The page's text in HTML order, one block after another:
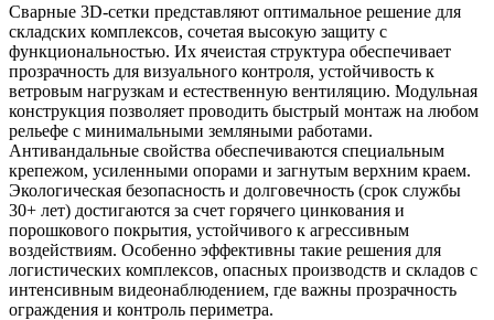
Сварные 3D-сетки представляют оптимальное решение для
складских комплексов, сочетая высокую защиту с
функциональностью. Их ячеистая структура обеспечивает
прозрачность для визуального контроля, устойчивость к
ветровым нагрузкам и естественную вентиляцию. Модульная
конструкция позволяет проводить быстрый монтаж на любом
рельефе с минимальными земляными работами.
Антивандальные свойства обеспечиваются специальным
крепежом, усиленными опорами и загнутым верхним краем.
Экологическая безопасность и долговечность (срок службы
30+ лет) достигаются за счет горячего цинкования и
порошкового покрытия, устойчивого к агрессивным
воздействиям. Особенно эффективны такие решения для
логистических комплексов, опасных производств и складов с
интенсивным видеонаблюдением, где важны прозрачность
ограждения и контроль периметра.